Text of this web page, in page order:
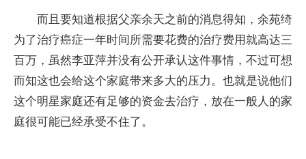
而且要知道根据父亲余天之前的消息得知，余苑绮
为了治疗癌症一年时间所需要花费的治疗费用就高达三
百万，虽然李亚萍并没有公开承认这件事情，不过可想
而知这也会给这个家庭带来多大的压力。也就是说他们
这个明星家庭还有足够的资金去治疗，放在一般人的家
庭很可能已经承受不住了。